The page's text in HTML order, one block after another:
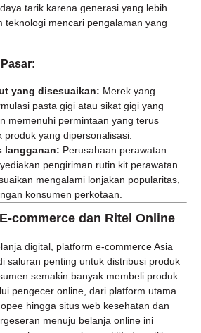
tarik karena generasi yang lebih
teknologi mencari pengalaman yang
yang disesuaikan: Merek yang
pasta gigi atau sikat gigi yang
memenuhi permintaan yang terus
produk yang dipersonalisasi.
langganan: Perusahaan perawatan
pengiriman rutin kit perawatan
mengalami lonjakan popularitas,
konsumen perkotaan.
commerce dan Ritel Online
digital, platform e-commerce Asia
saluran penting untuk distribusi produk
semakin banyak membeli produk
pengecer online, dari platform utama
hingga situs web kesehatan dan
menuju belanja online ini